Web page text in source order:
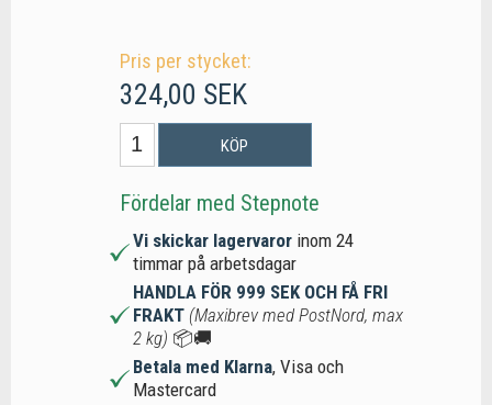
Pris per stycket:
324,00 SEK
KÖP
Fördelar med Stepnote
Vi skickar lagervaror inom 24
timmar på arbetsdagar
HANDLA FÖR 999 SEK OCH FÅ FRI
FRAKT (Maxibrev med PostNord, max
2 kg) 📦🚚
Betala med Klarna, Visa och
Mastercard